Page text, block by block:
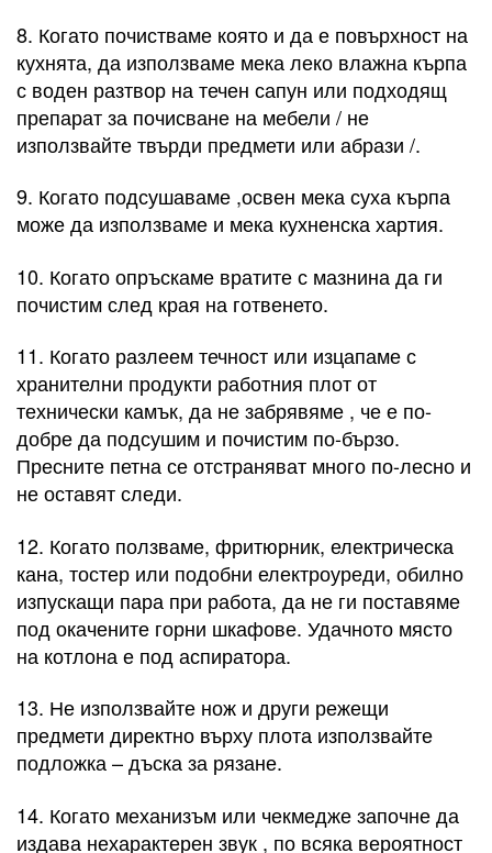
8. Когато почистваме която и да е повърхност на
кухнята, да използваме мека леко влажна кърпа
с воден разтвор на течен сапун или подходящ
препарат за почисване на мебели / не
използвайте твърди предмети или абрази /.
9. Когато подсушаваме ,освен мека суха кърпа
може да използваме и мека кухненска хартия.
10. Когато опръскаме вратите с мазнина да ги
почистим след края на готвенето.
11. Когато разлеем течност или изцапаме с
хранителни продукти работния плот от
технически камък, да не забрявяме , че е по-
добре да подсушим и почистим по-бързо.
Пресните петна се отстраняват много по-лесно и
не оставят следи.
12. Когато ползваме, фритюрник, електрическа
кана, тостер или подобни електроуреди, обилно
изпускащи пара при работа, да не ги поставяме
под окачените горни шкафове. Удачното място
на котлона е под аспиратора.
13. Не използвайте нож и други режещи
предмети директно върху плота използвайте
подложка – дъска за рязане.
14. Когато механизъм или чекмедже започне да
издава нехарактерен звук , по всяка вероятност